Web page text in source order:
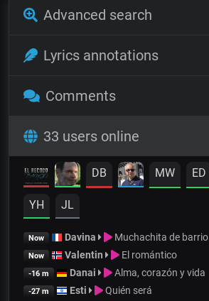
Advanced search
Lyrics annotations
Comments
33 users online
DB MW ED
YH JL
Now Davina Muchachita de barrio
Now Valentin El romántico
-16 m Danai Alma, corazón y vida
-27 m Esti Quién será